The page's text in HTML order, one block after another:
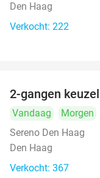
Den Haag
Verkocht: 222
2-gangen
Vandaag Morgen
Sereno Den Haag
Den Haag
Verkocht: 367